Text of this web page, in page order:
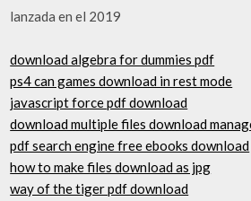
lanzada en el 2019
download algebra for dummies pdf
ps4 can games download in rest mode
javascript force pdf download
download multiple files download
pdf search engine free ebooks download
how to make files download as jpg
way of the tiger pdf download